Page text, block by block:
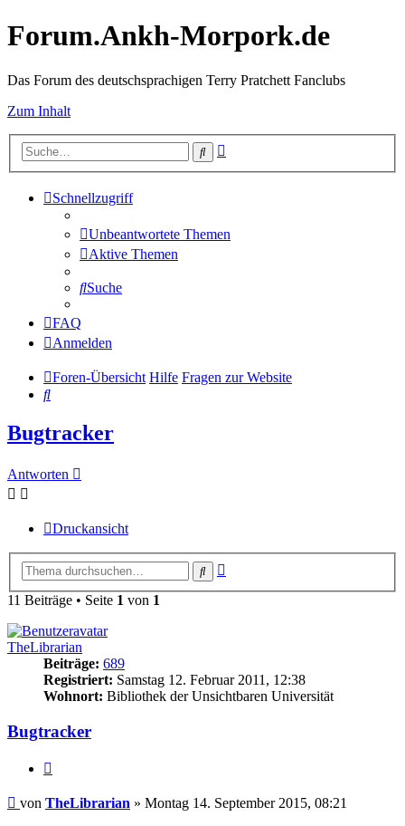
Forum.Ankh-Morpork.de
Das Forum des deutschsprachigen Terry Pratchett Fanclubs
Zum Inhalt
Suche
Schnellzugriff
Unbeantwortete Themen
Aktive Themen
Suche
FAQ
Anmelden
Foren-Übersicht Hilfe Fragen zur Website
Suche
Bugtracker
Antworten
Druckansicht
Suche
11 Beiträge • Seite 1 von 1
TheLibrarian
Beiträge: 689
Registriert: Samstag 12. Februar 2011, 12:38
Wohnort: Bibliothek der Unsichtbaren Universität
Bugtracker
Beitrag
von TheLibrarian » Montag 14. September 2015, 08:21